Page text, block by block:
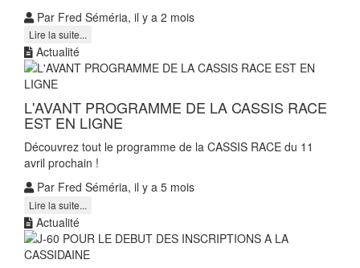
Par Fred Séméria, il y a 2 mois
Lire la suite...
Actualité
L'AVANT PROGRAMME DE LA CASSIS RACE
EST EN LIGNE
Découvrez tout le programme de la CASSIS RACE du 11
avril prochain !
Par Fred Séméria, il y a 5 mois
Lire la suite...
Actualité